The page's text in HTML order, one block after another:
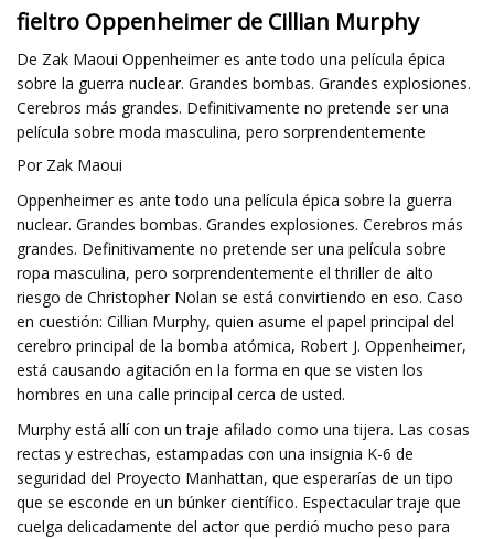
fieltro Oppenheimer de Cillian Murphy
De Zak Maoui Oppenheimer es ante todo una película épica
sobre la guerra nuclear. Grandes bombas. Grandes explosiones.
Cerebros más grandes. Definitivamente no pretende ser una
película sobre moda masculina, pero sorprendentemente
Por Zak Maoui
Oppenheimer es ante todo una película épica sobre la guerra
nuclear. Grandes bombas. Grandes explosiones. Cerebros más
grandes. Definitivamente no pretende ser una película sobre
ropa masculina, pero sorprendentemente el thriller de alto
riesgo de Christopher Nolan se está convirtiendo en eso. Caso
en cuestión: Cillian Murphy, quien asume el papel principal del
cerebro principal de la bomba atómica, Robert J. Oppenheimer,
está causando agitación en la forma en que se visten los
hombres en una calle principal cerca de usted.
Murphy está allí con un traje afilado como una tijera. Las cosas
rectas y estrechas, estampadas con una insignia K-6 de
seguridad del Proyecto Manhattan, que esperarías de un tipo
que se esconde en un búnker científico. Espectacular traje que
cuelga delicadamente del actor que perdió mucho peso para